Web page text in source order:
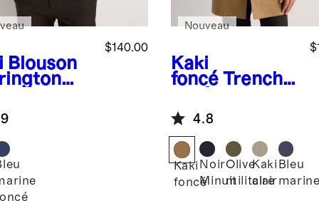
Blouson
à
$140.00
Kaki
foncé Trench
extensible
Nouveau
4.8
Kaki
foncé
Noir
Minuit
Olive
militaire
Kaki
clair
Bleu